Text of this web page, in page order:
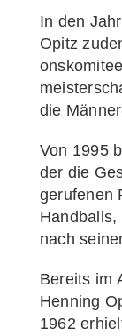
In den
Opitz
die
Von 1995
der die
geru­fe­nen
nach
Bereits im
Hen­ning
1962